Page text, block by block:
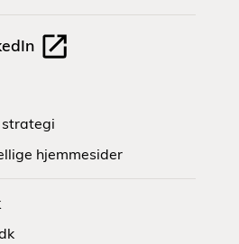
hjemmesider